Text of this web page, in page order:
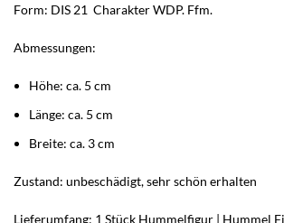
Form: DIS 21 CharakterWDP. Ffm.
Abmessungen:
Höhe: ca. 5 cm
Länge: ca. 5 cm
Breite: ca. 3 cm
Zustand: unbeschädigt, sehr schön erhalten
Lieferumfang: 1 Stück Hummelfigur | Hummel